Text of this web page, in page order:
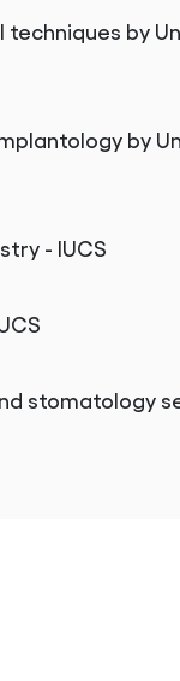
techniques by
by
- IUCS
stomatology